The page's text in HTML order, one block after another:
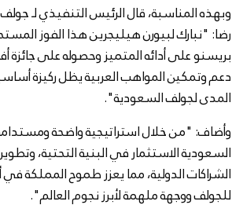
وبهذه المناسبة، قال الرئيس التنفيذي لـ
رضا: "نبارك لبيورن هيليجرين هذا الفوز
بريسنو على أدائه المتميز وحصوله على
دعم وتمكين المواهب العربية يظل ركيزة
المدى لجولف السعودية".
وأضاف: "من خلال استراتيجية واضحة
السعودية الاستثمار في البنية التحتية، وتطوير
الشراكات الدولية، مما يعزز طموح المملكة في
للجولف ووجهة ملهمة لأبرز نجوم العالم".